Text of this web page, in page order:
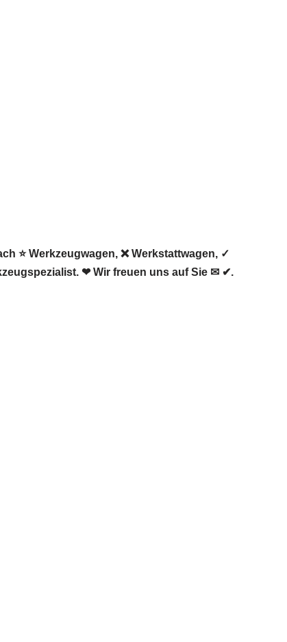
⭐ Werkzeugwagen, ❌ Werkstattwagen, ✓
❤ Wir freuen uns auf Sie ✉ ✔.